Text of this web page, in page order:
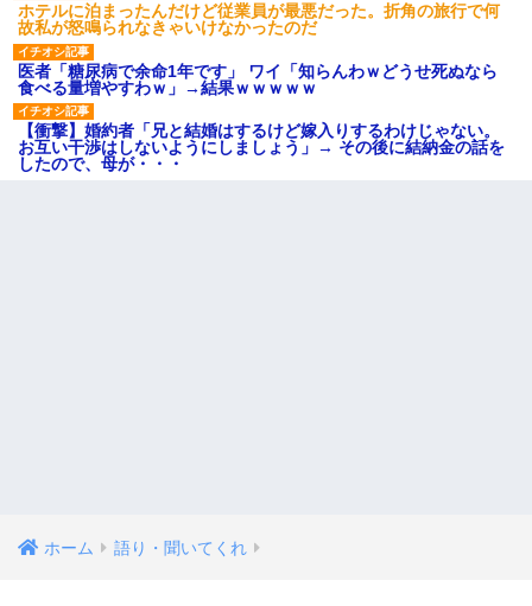
ホテルに泊まったんだけど従業員が最悪だった。折角の旅行で何
故私が怒鳴られなきゃいけなかったのだ
医者「糖尿病で余命1年です」 ワイ「知らんわｗどうせ死ぬなら
食べる量増やすわｗ」→結果ｗｗｗｗｗ
【衝撃】婚約者「兄と結婚はするけど嫁入りするわけじゃない。
お互い干渉はしないようにしましょう」→ その後に結納金の話を
したので、母が・・・
ホーム 語り・聞いてくれ